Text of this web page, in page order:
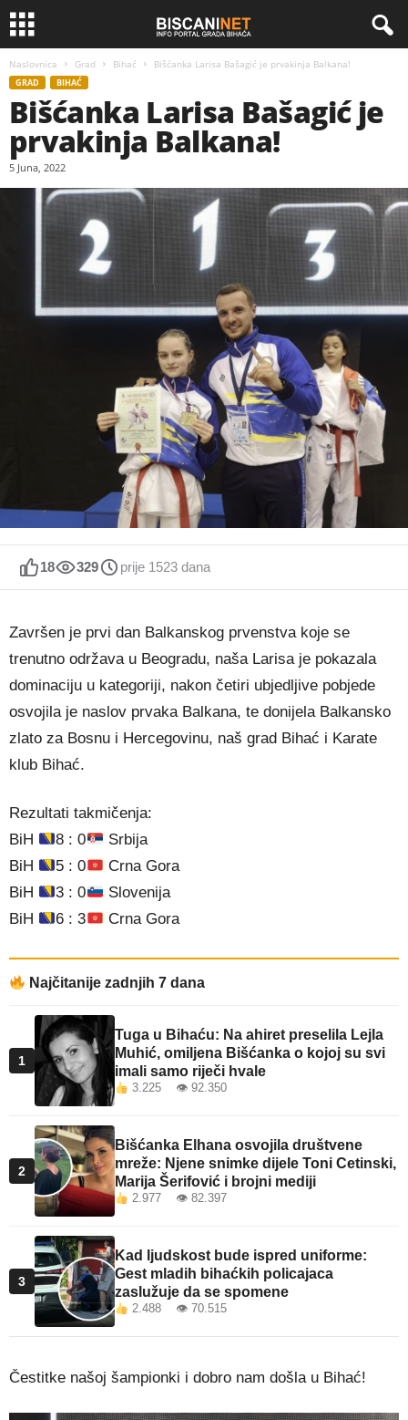
Naslovnica Grad Bihać Bišćanka Larisa Bašagić je prvakinja Balkana!
GRAD BIHAĆ
Bišćanka Larisa Bašagić je
prvakinja Balkana!
5 Juna, 2022
18 329 prije 1523 dana
Završen je prvi dan Balkanskog prvenstva koje se
trenutno održava u Beogradu, naša Larisa je pokazala
dominaciju u kategoriji, nakon četiri ubjedljive pobjede
osvojila je naslov prvaka Balkana, te donijela Balkansko
zlato za Bosnu i Hercegovinu, naš grad Bihać i Karate
klub Bihać.
Rezultati takmičenja:
BiH
8 : 0
Srbija
BiH
5 : 0
Crna Gora
BiH
3 : 0
Slovenija
BiH
6 : 3 Crna Gora
Najčitanije zadnjih 7 dana
1
Tuga u Bihaću: Na ahiret preselila Lejla
Muhić, omiljena Bišćanka o kojoj su svi
imali samo riječi hvale
3.225 👁 92.350
2
Bišćanka Elhana osvojila društvene
mreže: Njene snimke dijele Toni Cetinski,
Marija Šerifović i brojni mediji
2.977 👁 82.397
3
Kad ljudskost bude ispred uniforme:
Gest mladih bihaćkih policajaca
zaslužuje da se spomene
2.488 👁 70.515
Čestitke našoj šampionki i dobro nam došla u Bihać!